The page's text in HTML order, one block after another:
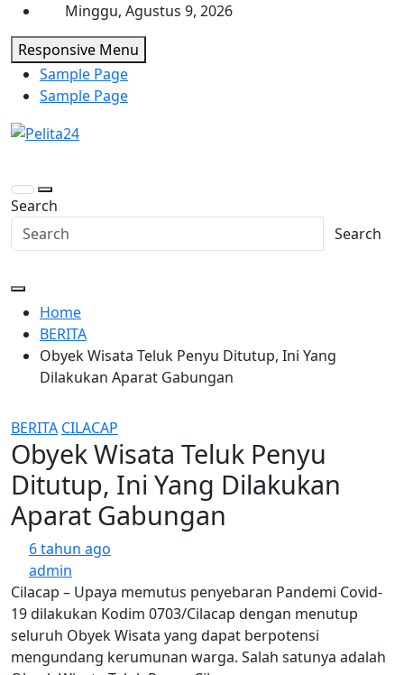
Skip
to
content
Minggu, Agustus 9, 2026
Responsive Menu
Sample Page
Sample Page
Search
Search
Home
BERITA
Obyek Wisata Teluk Penyu Ditutup, Ini Yang
Dilakukan Aparat Gabungan
BERITA CILACAP
Obyek Wisata Teluk Penyu
Ditutup, Ini Yang Dilakukan
Aparat Gabungan
6 tahun ago
admin
Cilacap – Upaya memutus penyebaran Pandemi Covid-
19 dilakukan Kodim 0703/Cilacap dengan menutup
seluruh Obyek Wisata yang dapat berpotensi
mengundang kerumunan warga. Salah satunya adalah